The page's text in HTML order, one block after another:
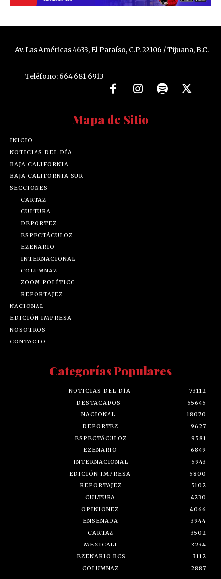
Av. Las Américas 4633, El Paraíso, C.P. 22106 / Tijuana, B.C.
Teléfono: 664 681 6913
Mapa de Sitio
INICIO
NOTICIAS DEL DÍA
BAJA CALIFORNIA
BAJA CALIFORNIA SUR
SECCIONES
CARTAZ
CULTURA
DEPORTEZ
ESPECTÁCULOZ
EZENARIO
INTERNACIONAL
COLUMNAZ
ZOOM POLÍTICO
REPORTAJEZ
NACIONAL
EDICIÓN IMPRESA
NOSOTROS
CONTACTO
Categorías Populares
NOTICIAS DEL DÍA
73112
DESTACADOS
55645
NACIONAL
18070
DEPORTEZ
9627
ESPECTÁCULOZ
9581
EZENARIO
6849
INTERNACIONAL
5943
EDICIÓN IMPRESA
5800
REPORTAJEZ
5102
CULTURA
4230
OPINIONEZ
4066
ENSENADA
3944
CARTAZ
3502
MEXICALI
3234
EZENARIO BCS
3112
COLUMNAZ
2887